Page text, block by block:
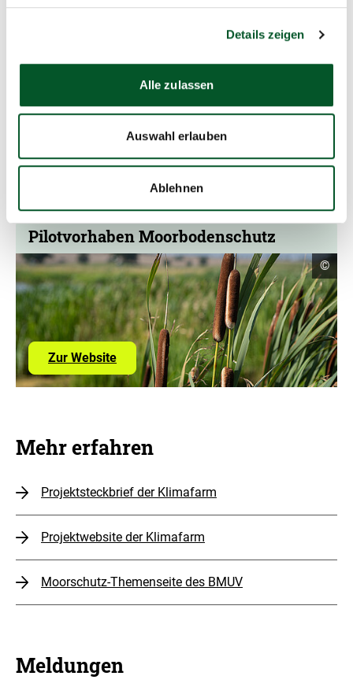
Details zeigen
Alle zulassen
Auswahl erlauben
Ablehnen
Pilotvorhaben Moorbodenschutz
E-Mail schreiben
Pilotvorhaben Moorbodenschutz
Zur Websiteüber
Pilotovorhaben
Moorbodenschutz
©
Mehr erfahren
Projektsteckbrief der Klimafarm
Projektwebsite der Klimafarm
Moorschutz-Themenseite des BMUV
Meldungen